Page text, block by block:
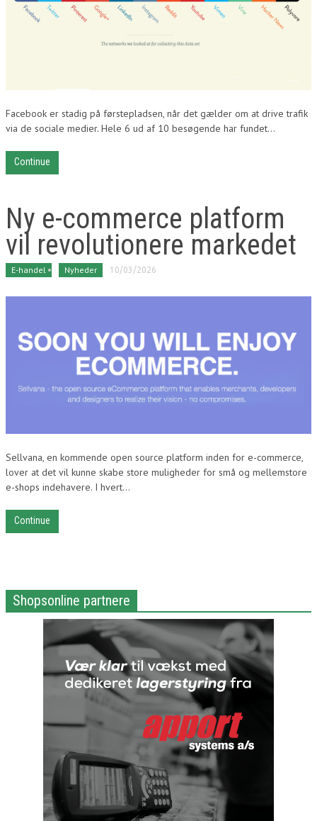
Facebook er stadig på førstepladsen, når det gælder om at drive trafik
via de sociale medier. Hele 6 ud af 10 besøgende har fundet...
Continue
Ny e-commerce platform
vil revolutionere markedet
E-handel Nyheder 10/03/2026
Sellvana, en kommende open source platform inden for e-commerce,
lover at det vil kunne skabe store muligheder for små og mellemstore
e-shops indehavere. I hvert...
Continue
Shopsonline partnere